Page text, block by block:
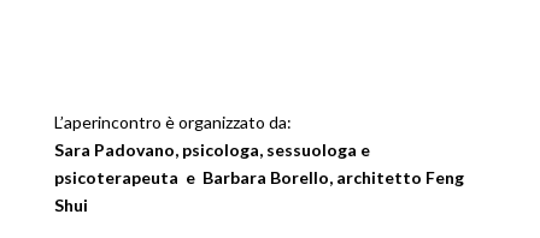
L’aperincontro è organizzato da:
Sara Padovano, psicologa, sessuologa e
psicoterapeuta e Barbara Borello, architetto Feng
Shui